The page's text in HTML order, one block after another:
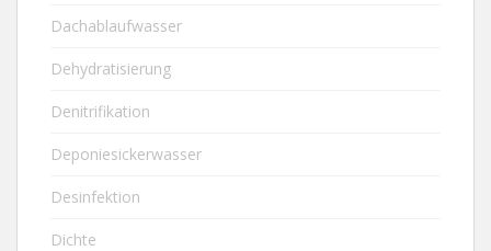
Dachablaufwasser
Dehydratisierung
Denitrifikation
Deponiesickerwasser
Desinfektion
Dichte